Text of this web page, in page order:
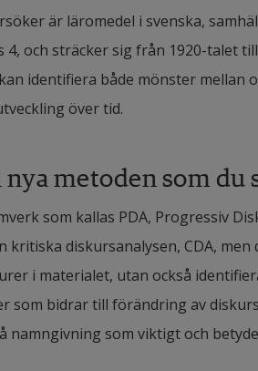
är läromedel i svenska,
och sträcker sig från 1920-talet
identifiera både mönster mellan
över tid.
metoden som du
som kallas PDA, Progressiv
kritiska diskursanalysen, CDA,
i materialet, utan också
som bidrar till förändring av
namngivning som viktigt och